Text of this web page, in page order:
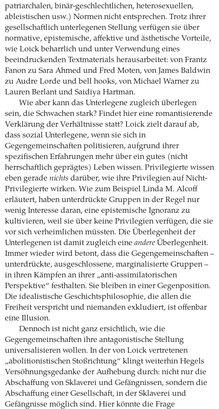
patriarchalen, binär-geschlechtlichen, heterosexuellen,
ableistischen usw.) Normen nicht entsprechen. Trotz ihrer
gesellschaftlich unterlegenen Stellung verfügen sie über
normative, epistemische, affektive und ästhetische Vorteile,
wie Loick beharrlich und unter Verwendung eines
beeindruckenden Textmaterials herausarbeitet: von Frantz
Fanon zu Sara Ahmed und Fred Moten, von James Baldwin
zu Audre Lorde und bell hooks, von Michael Warner zu
Lauren Berlant und Saidiya Hartman.
Wie aber kann das Unterlegene zugleich überlegen
sein, die Schwachen stark? Findet hier eine romantisierende
Verklärung der Verhältnisse statt? Loick zielt darauf ab,
dass sozial Unterlegene, wenn sie sich in
Gegengemeinschaften politisieren, aufgrund ihrer
spezifischen Erfahrungen mehr über ein gutes (nicht
herrschaftlich geprägtes) Leben wissen. Privilegierte wissen
eben gerade nichts darüber, wie ihre Privilegien auf Nicht-
Privilegierte wirken. Wie zum Beispiel Linda M. Alcoff
erläutert, haben unterdrückte Gruppen in der Regel nur
wenig Interesse daran, eine epistemische Ignoranz zu
kultivieren, weil sie über keine Privilegien verfügen, die sie
vor sich verheimlichen müssten. Die Überlegenheit der
Unterlegenen ist damit zugleich eine andere Überlegenheit.
Immer wieder wird betont, dass die Gegengemeinschaften –
unterdrückte, ausgeschlossene, marginalisierte Gruppen –
in ihren Kämpfen an ihrer „anti-assimilatorischen
Perspektive“ festhalten. Sie bleiben in einer Gegenposition.
Die idealistische Geschichtsphilosophie, die allen die
Freiheit verspricht und niemanden exkludiert, ist offenbar
eine Illusion.
Dennoch ist nicht ganz ersichtlich, wie die
Gegengemeinschaften ihre antagonistische Stellung
universalisieren wollen. In der von Loick vertretenen
„abolitionistischen Stoßrichtung“ klingt weiterhin Hegels
Versöhnungsgedanke der Aufhebung durch: nicht nur die
Abschaffung von Sklaverei und Gefängnissen, sondern die
Abschaffung einer Gesellschaft, in der Sklaverei und
Gefängnisse möglich sind. Hier könnte die Frage